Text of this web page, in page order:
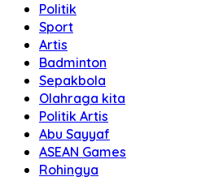
Politik
Sport
Artis
Badminton
Sepakbola
Olahraga kita
Politik Artis
Abu Sayyaf
ASEAN Games
Rohingya